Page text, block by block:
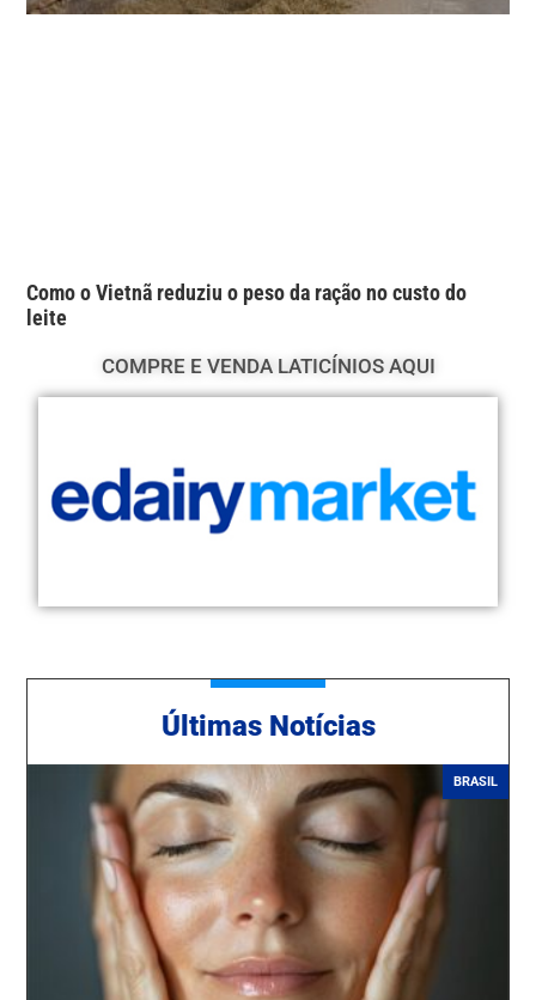
Como o Vietnã reduziu o peso da ração no custo do
leite
COMPRE E VENDA LATICÍNIOS AQUI
Últimas Notícias
BRASIL